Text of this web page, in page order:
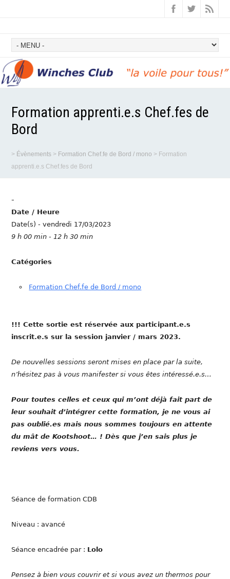
Formation apprenti.e.s Chef.fes de
Bord
> Évènements > Formation Chef.fe de Bord / mono > Formation
apprenti.e.s Chef.fes de Bord
-
Date / Heure
Date(s) - vendredi 17/03/2023
9 h 00 min - 12 h 30 min
Catégories
Formation Chef.fe de Bord / mono
!!! Cette sortie est réservée aux participant.e.s
inscrit.e.s sur la session janvier / mars 2023.
De nouvelles sessions seront mises en place par la suite,
n’hésitez pas à vous manifester si vous êtes intéressé.e.s…
Pour toutes celles et ceux qui m’ont déjà fait part de
leur souhait d’intégrer cette formation, je ne vous ai
pas oublié.es mais nous sommes toujours en attente
du mât de Kootshoot… ! Dès que j’en sais plus je
reviens vers vous.
Séance de formation CDB
Niveau : avancé
Séance encadrée par : Lolo
Pensez à bien vous couvrir et si vous avez un thermos pour